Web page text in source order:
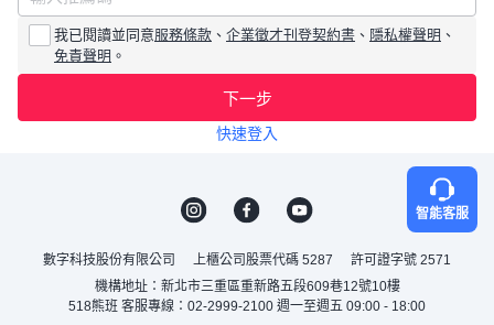
我已閱讀並同意服務條款 、 企業徵才刊登契約書 、 隱私權聲明 、
免責聲明 。
下一步
快速登入
智能客服
數字科技股份有限公司 上櫃公司股票代碼 5287
許可證字號 2571
機構地址：新北市三重區重新路五段609巷12號10樓
518熊班 客服專線：02-2999-2100 週一至週五 09:00 - 18:00